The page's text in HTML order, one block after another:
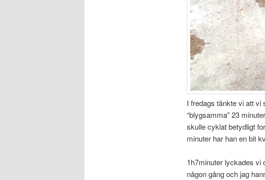
I fredags tänkte vi att
“blygsamma” 23
skulle cyklat betydligt
minuter har han en bit
1h7minuter lyckades vi
någon gång och jag